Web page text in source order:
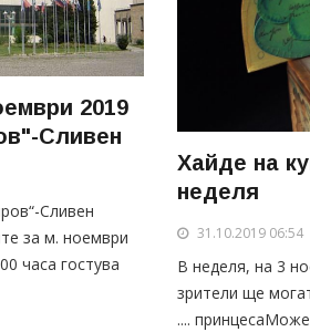
2019
Сливен
Сливен
за м. ноември
часа гостува
Хайде на
неделя
31.10.2019 06:54
В неделя, на 3
зрители ще
....